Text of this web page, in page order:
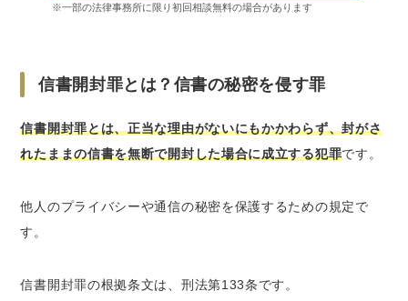
※一部の法律事務所に限り初回相談無料の場合があります
信書開封罪とは？信書の秘密を侵す罪
信書開封罪とは、正当な理由がないにもかかわらず、封がさ
れたままの信書を無断で開封した場合に成立する犯罪です。
他人のプライバシーや通信の秘密を保護するための規定で
す。
信書開封罪の根拠条文は、刑法第133条です。